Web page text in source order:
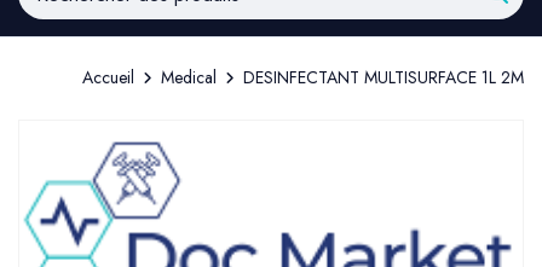
Accueil Medical DESINFECTANT MULTISURFACE 1L 2M